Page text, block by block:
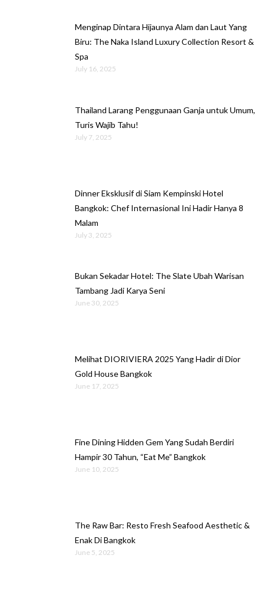
Menginap Dintara Hijaunya Alam dan Laut Yang
Biru: The Naka Island Luxury Collection Resort &
Spa
July 16, 2025
Thailand Larang Penggunaan Ganja untuk Umum,
Turis Wajib Tahu!
July 7, 2025
Dinner Eksklusif di Siam Kempinski Hotel
Bangkok: Chef Internasional Ini Hadir Hanya 8
Malam
July 3, 2025
Bukan Sekadar Hotel: The Slate Ubah Warisan
Tambang Jadi Karya Seni
June 30, 2025
Melihat DIORIVIERA 2025 Yang Hadir di Dior
Gold House Bangkok
June 17, 2025
Fine Dining Hidden Gem Yang Sudah Berdiri
Hampir 30 Tahun, “Eat Me” Bangkok
June 10, 2025
The Raw Bar: Resto Fresh Seafood Aesthetic &
Enak Di Bangkok
June 5, 2025